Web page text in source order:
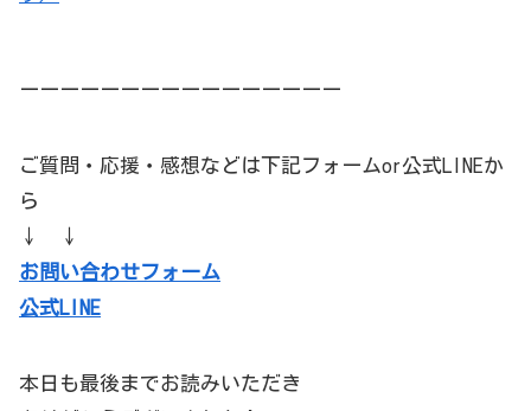
ーーーーーーーーーーーーーーーー
ご質問・応援・感想などは下記フォームor公式LINEか
ら
↓ ↓
お問い合わせフォーム
公式LINE
本日も最後までお読みいただき